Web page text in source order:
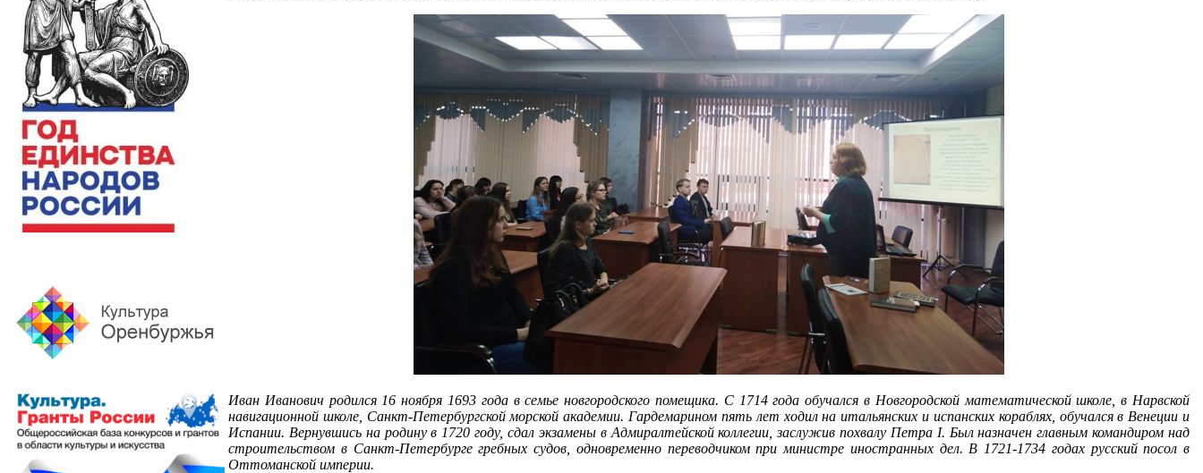
Иван Иванович родился 16 ноября 1693 года в семье новгородского помещика. С 1714 года обучался в Новгородской математической школе, в Нарвской
навигационной школе, Санкт-Петербургской морской академии. Гардемарином пять лет ходил на итальянских и испанских кораблях, обучался в Венеции и
Испании. Вернувшись на родину в 1720 году, сдал экзамены в Адмиралтейской коллегии, заслужив похвалу Петра I. Был назначен главным командиром над
строительством в Санкт-Петербурге гребных судов, одновременно переводчиком при министре иностранных дел. В 1721-1734 годах русский посол в
Оттоманской империи.